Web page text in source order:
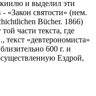
и выделил эти
«Закон святости» (нем.
Bücher. 1866)
части текста, где
«девтерономиста»
600 г. и
Ездрой,